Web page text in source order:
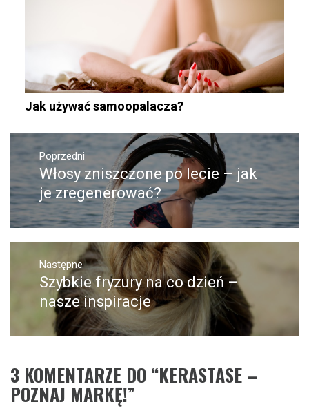
Jak używać samoopalacza?
Nawigacja
wpisuPoprzedni
Poprzedni
wpis:
Włosy zniszczone po lecie – jak
je zregenerować?
Następne
Następny
post:
Szybkie fryzury na co dzień –
nasze inspiracje
3 KOMENTARZE DO “KERASTASE –
POZNAJ MARKĘ!”